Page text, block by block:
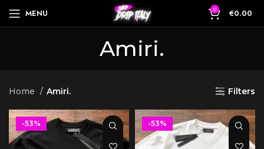
MENU 0 €0.00
Amiri.
Home Amiri. Filters
-53% -53%